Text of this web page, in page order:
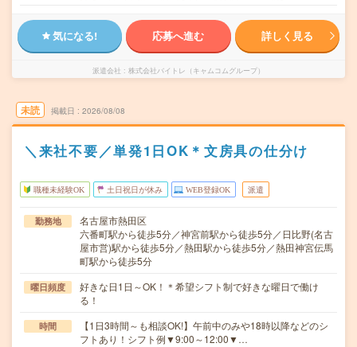
気になる! 応募へ進む 詳しく見る
派遣会社 株式会社バイトレ（キャムコムグループ）
未読 掲載日 2026/08/08
＼来社不要／単発1日OK＊文房具の仕分け
職種未経験OK 土日祝日が休み WEB登録OK 派遣
勤務地
名古屋市熱田区
六番町駅から徒歩5分／神宮前駅から徒歩5分／日比野(名古
屋市営)駅から徒歩5分／熱田駅から徒歩5分／熱田神宮伝馬
町駅から徒歩5分
曜日頻度
好きな日1日～OK！＊希望シフト制で好きな曜日で働け
る！
時間
【1日3時間～も相談OK!】午前中のみや18時以降などのシ
フトあり！シフト例▼9:00～12:00▼…